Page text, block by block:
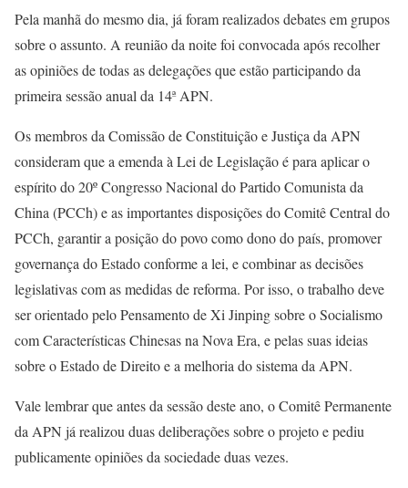
Pela manhã do mesmo dia, já foram realizados debates em grupos
sobre o assunto. A reunião da noite foi convocada após recolher
as opiniões de todas as delegações que estão participando da
primeira sessão anual da 14ª APN.
Os membros da Comissão de Constituição e Justiça da APN
consideram que a emenda à Lei de Legislação é para aplicar o
espírito do 20º Congresso Nacional do Partido Comunista da
China (PCCh) e as importantes disposições do Comitê Central do
PCCh, garantir a posição do povo como dono do país, promover
governança do Estado conforme a lei, e combinar as decisões
legislativas com as medidas de reforma. Por isso, o trabalho deve
ser orientado pelo Pensamento de Xi Jinping sobre o Socialismo
com Características Chinesas na Nova Era, e pelas suas ideias
sobre o Estado de Direito e a melhoria do sistema da APN.
Vale lembrar que antes da sessão deste ano, o Comitê Permanente
da APN já realizou duas deliberações sobre o projeto e pediu
publicamente opiniões da sociedade duas vezes.